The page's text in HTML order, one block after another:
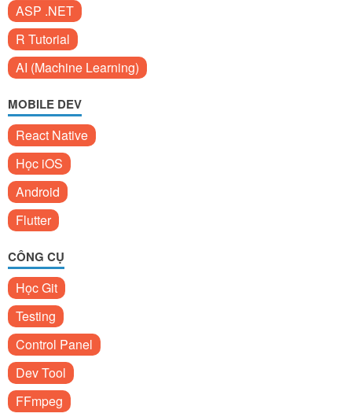
ASP .NET
R Tutorial
AI (Machine Learning)
MOBILE DEV
React Native
Học iOS
Android
Flutter
CÔNG CỤ
Học Git
Testing
Control Panel
Dev Tool
FFmpeg